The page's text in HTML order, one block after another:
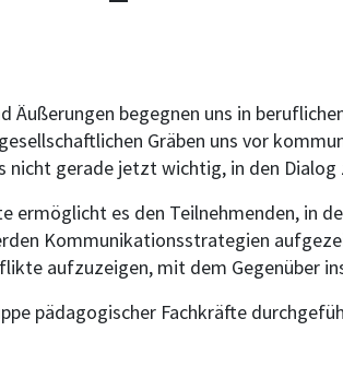
Äußerungen begegnen uns in
Gräben uns vor
nicht gerade jetzt wichtig, in den
ermöglicht es den Teilnehmenden, in
Kommunikationsstrategien
aufzuzeigen, mit dem Gegenüber
pädagogischer Fachkräfte